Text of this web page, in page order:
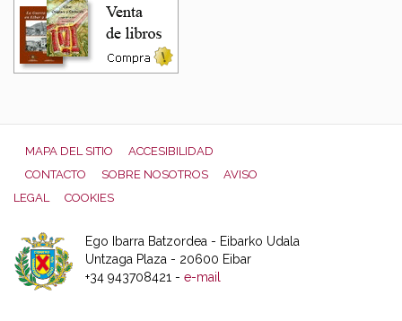
MAPA DEL SITIO
ACCESIBILIDAD
CONTACTO
SOBRE NOSOTROS
AVISO
LEGAL
COOKIES
Ego Ibarra Batzordea - Eibarko Udala
Untzaga Plaza - 20600 Eibar
+34 943708421 - e-mail